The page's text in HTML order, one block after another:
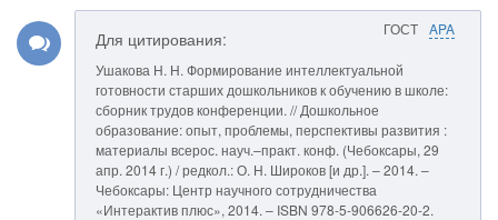
ГОСТ APA
Для цитирования:
Ушакова Н. Н. Формирование интеллектуальной
готовности старших дошкольников к обучению в школе:
сборник трудов конференции. // Дошкольное
образование: опыт, проблемы, перспективы развития :
материалы всерос. науч.–практ. конф. (Чебоксары, 29
апр. 2014 г.) / редкол.: О. Н. Широков [и др.]. – 2014. –
Чебоксары: Центр научного сотрудничества
«Интерактив плюс», 2014. – ISBN 978-5-906626-20-2.